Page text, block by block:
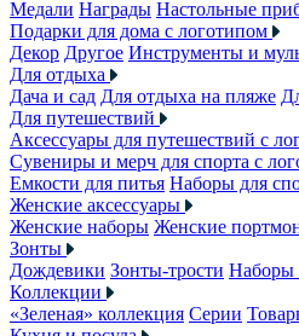
Медали Награды Настольные
Подарки для дома с логотипом
Декор Другое Инструменты и
Для отдыха
Дача и сад Для отдыха на пляже
Для путешествий
Аксессуары для путешествий с
Сувениры и мерч для спорта с
Емкости для питья Наборы для
Женские аксессуары
Женские наборы Женские
Зонты
Дождевики Зонты-трости Наборы
Коллекции
«Зеленая» коллекция Серии